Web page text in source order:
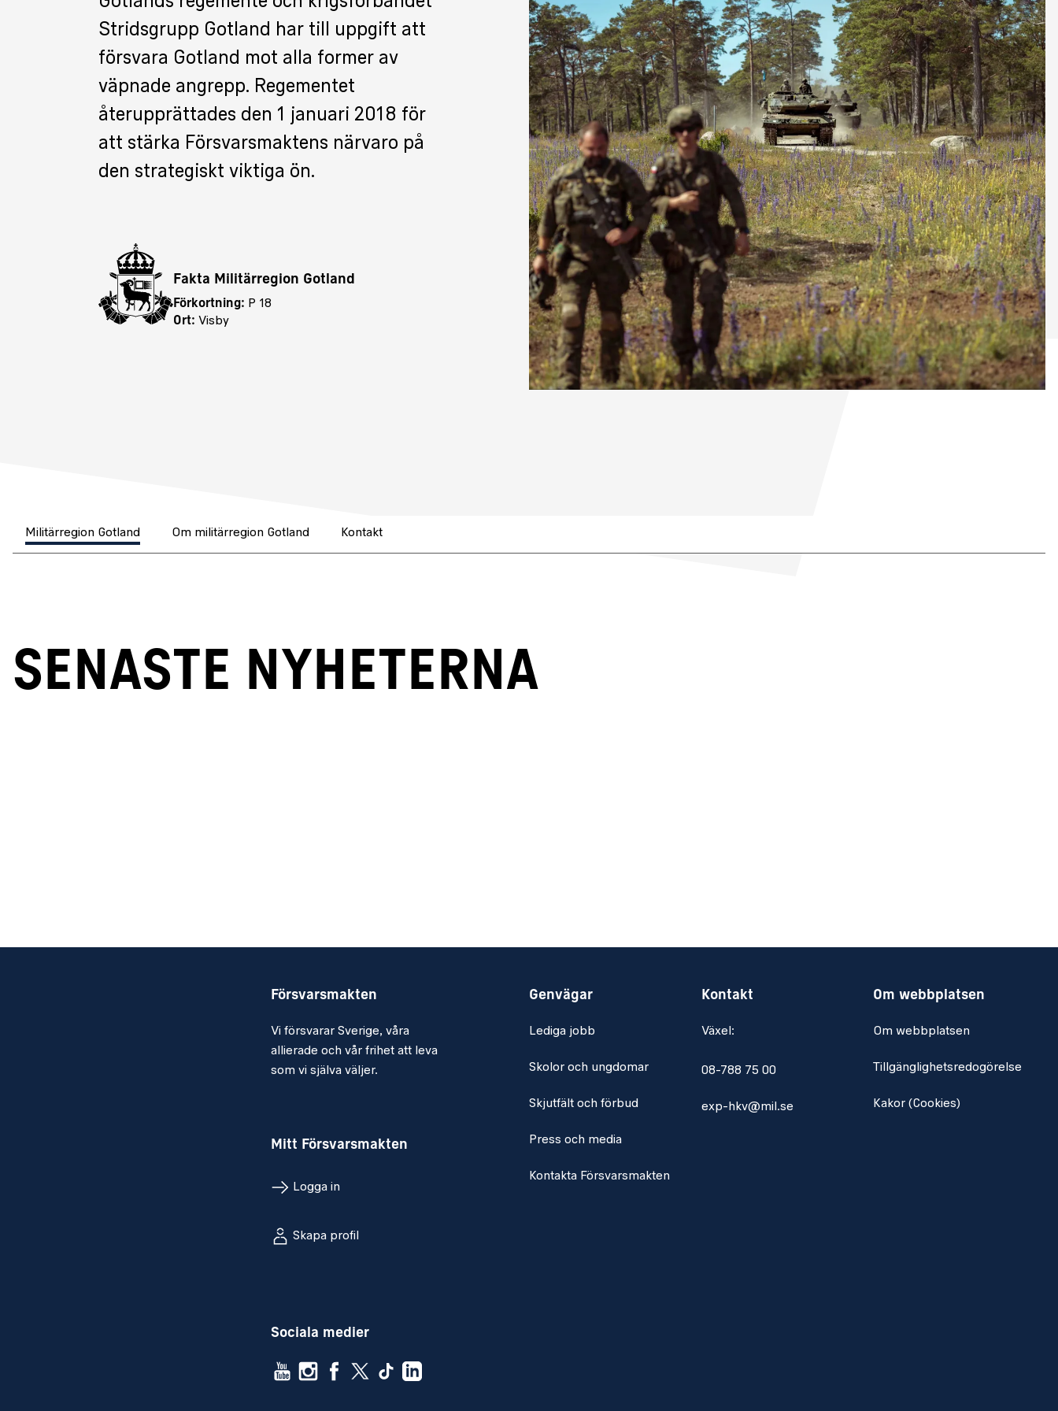
Stridsgrupp Gotland har till uppgift att
försvara Gotland mot alla former av
väpnade angrepp. Regementet
återupprättades den 1 januari 2018 för
att stärka Försvarsmaktens närvaro på
den strategiskt viktiga ön.
Fakta Militärregion Gotland
Förkortning: P 18
Ort: Visby
Militärregion Gotland Om militärregion Gotland Kontakt
SENASTE NYHETERNA
Försvarsmakten
Vi försvarar Sverige, våra
allierade och vår frihet att leva
som vi själva väljer.
Mitt Försvarsmakten
Logga in
Skapa profil
Sociala medier
Genvägar
Lediga jobb
Skolor och ungdomar
Skjutfält och förbud
Press och media
Kontakta Försvarsmakten
Kontakt
Växel:
08-788 75 00
exp-hkv@mil.se
Om webbplatsen
Om webbplatsen
Tillgänglighetsredogörelse
Kakor (Cookies)